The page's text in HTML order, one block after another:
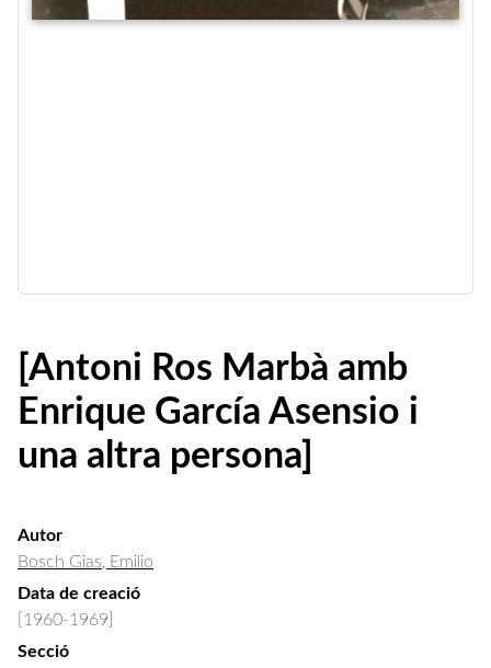
[Antoni Ros Marbà amb
Enrique García Asensio i
una altra persona]
Autor
Bosch Gias, Emilio
Data de creació
[1960-1969]
Secció